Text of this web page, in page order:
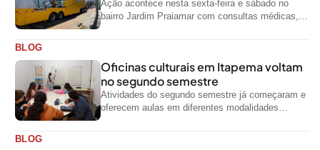
Ação acontece nesta sexta-feira e sábado no
bairro Jardim Praiamar com consultas médicas,
BLOG
Oficinas culturais em Itapema voltam
no segundo semestre
Atividades do segundo semestre já começaram e
oferecem aulas em diferentes modalidades
BLOG